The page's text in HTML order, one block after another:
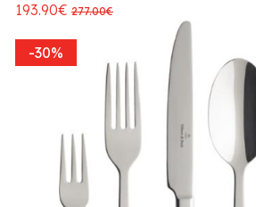
193.90€ 277.00€
-30%